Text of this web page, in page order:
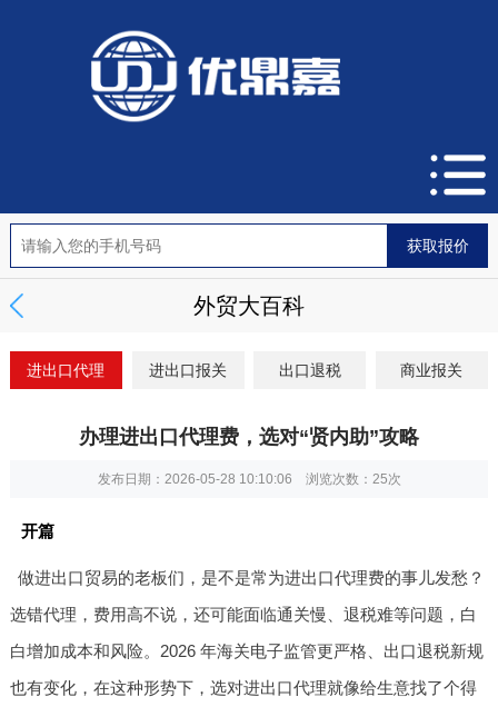
外贸大百科
进出口代理 进出口报关 出口退税 商业报关
办理进出口代理费，选对“贤内助”攻略
发布日期：2026-05-28 10:10:06 浏览次数： 25次
开篇
做进出口贸易的老板们，是不是常为进出口代理费的事儿发愁？
选错代理，费用高不说，还可能面临通关慢、退税难等问题，白
白增加成本和风险。2026 年海关电子监管更严格、出口退税新规
也有变化，在这种形势下，选对进出口代理就像给生意找了个得